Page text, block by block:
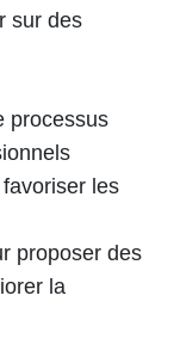
sur des
processus
les
proposer des
la